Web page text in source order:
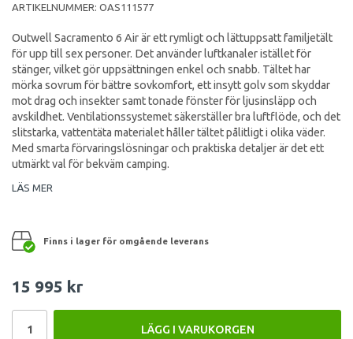
ARTIKELNUMMER: OAS111577
Outwell Sacramento 6 Air är ett rymligt och lättuppsatt familjetält
för upp till sex personer. Det använder luftkanaler istället för
stänger, vilket gör uppsättningen enkel och snabb. Tältet har
mörka sovrum för bättre sovkomfort, ett insytt golv som skyddar
mot drag och insekter samt tonade fönster för ljusinsläpp och
avskildhet. Ventilationssystemet säkerställer bra luftflöde, och det
slitstarka, vattentäta materialet håller tältet pålitligt i olika väder.
Med smarta förvaringslösningar och praktiska detaljer är det ett
utmärkt val för bekväm camping.
LÄS MER
Finns i lager för omgående leverans
15 995 kr
LÄGG I VARUKORGEN